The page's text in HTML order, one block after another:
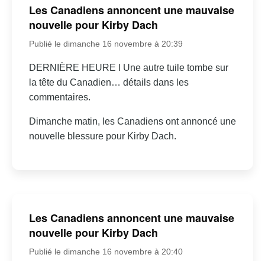
Les Canadiens annoncent une mauvaise
nouvelle pour Kirby Dach
Publié le dimanche 16 novembre à 20:39
DERNIÈRE HEURE l Une autre tuile tombe sur
la tête du Canadien… détails dans les
commentaires.
Dimanche matin, les Canadiens ont annoncé une
nouvelle blessure pour Kirby Dach.
Les Canadiens annoncent une mauvaise
nouvelle pour Kirby Dach
Publié le dimanche 16 novembre à 20:40